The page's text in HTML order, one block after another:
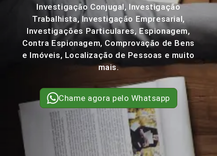
Investigação Conjugal, Investigação
Trabalhista, Investigação Empresarial,
Investigações Particulares, Espionagem,
Contra Espionagem, Comprovação de Bens
e Imóveis, Localização de Pessoas e muito
mais.
Chame agora pelo Whatsapp